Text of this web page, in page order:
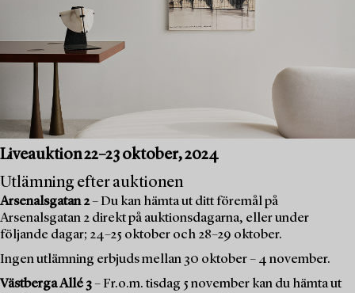
Liveauktion 22–23 oktober, 2024
Utlämning efter auktionen
Arsenalsgatan 2– Du kan hämta ut ditt föremål på
Arsenalsgatan 2 direkt på auktionsdagarna, eller under
följande dagar; 24–25 oktober och 28–29 oktober.
Ingen utlämning erbjuds mellan 30 oktober – 4 november.
Västberga Allé 3– Fr.o.m. tisdag 5 november kan du hämta ut